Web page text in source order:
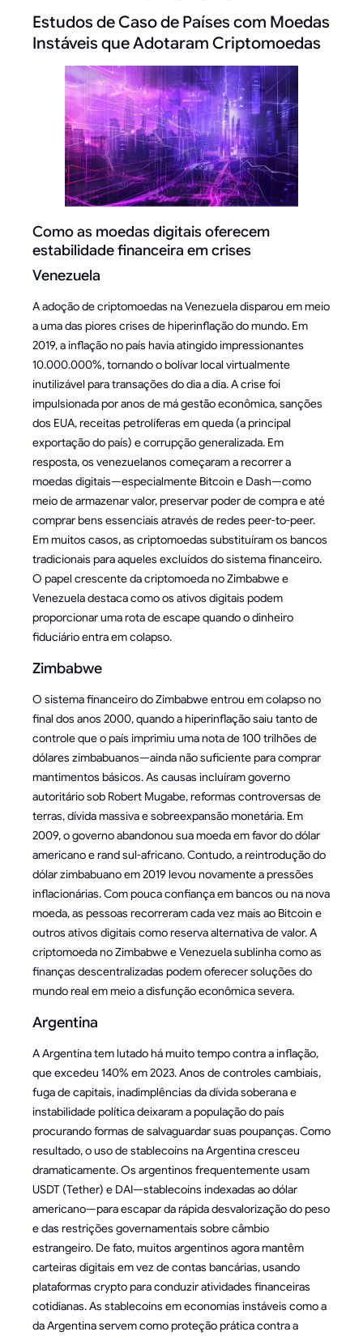
Estudos de Caso de Países com Moedas
Instáveis que Adotaram Criptomoedas
Como as moedas digitais oferecem
estabilidade financeira em crises
Venezuela
A adoção de criptomoedas na Venezuela disparou em meio
a uma das piores crises de hiperinflação do mundo. Em
2019, a inflação no país havia atingido impressionantes
10.000.000%, tornando o bolívar local virtualmente
inutilizável para transações do dia a dia. A crise foi
impulsionada por anos de má gestão econômica, sanções
dos EUA, receitas petrolíferas em queda (a principal
exportação do país) e corrupção generalizada. Em
resposta, os venezuelanos começaram a recorrer a
moedas digitais—especialmente Bitcoin e Dash—como
meio de armazenar valor, preservar poder de compra e até
comprar bens essenciais através de redes peer-to-peer.
Em muitos casos, as criptomoedas substituíram os bancos
tradicionais para aqueles excluídos do sistema financeiro.
O papel crescente da criptomoeda no Zimbabwe e
Venezuela destaca como os ativos digitais podem
proporcionar uma rota de escape quando o dinheiro
fiduciário entra em colapso.
Zimbabwe
O sistema financeiro do Zimbabwe entrou em colapso no
final dos anos 2000, quando a hiperinflação saiu tanto de
controle que o país imprimiu uma nota de 100 trilhões de
dólares zimbabuanos—ainda não suficiente para comprar
mantimentos básicos. As causas incluíram governo
autoritário sob Robert Mugabe, reformas controversas de
terras, dívida massiva e sobreexpansão monetária. Em
2009, o governo abandonou sua moeda em favor do dólar
americano e rand sul-africano. Contudo, a reintrodução do
dólar zimbabuano em 2019 levou novamente a pressões
inflacionárias. Com pouca confiança em bancos ou na nova
moeda, as pessoas recorreram cada vez mais ao Bitcoin e
outros ativos digitais como reserva alternativa de valor. A
criptomoeda no Zimbabwe e Venezuela sublinha como as
finanças descentralizadas podem oferecer soluções do
mundo real em meio a disfunção econômica severa.
Argentina
A Argentina tem lutado há muito tempo contra a inflação,
que excedeu 140% em 2023. Anos de controles cambiais,
fuga de capitais, inadimplências da dívida soberana e
instabilidade política deixaram a população do país
procurando formas de salvaguardar suas poupanças. Como
resultado, o uso de stablecoins na Argentina cresceu
dramaticamente. Os argentinos frequentemente usam
USDT (Tether) e DAI—stablecoins indexadas ao dólar
americano—para escapar da rápida desvalorização do peso
e das restrições governamentais sobre câmbio
estrangeiro. De fato, muitos argentinos agora mantêm
carteiras digitais em vez de contas bancárias, usando
plataformas crypto para conduzir atividades financeiras
cotidianas. As stablecoins em economias instáveis como a
da Argentina servem como proteção prática contra a